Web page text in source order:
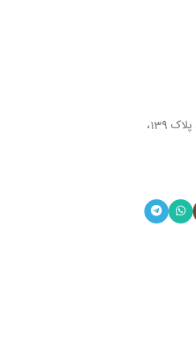
نشانی: تهران، خیابان ایرانشهر شمالی، پلاک 139،